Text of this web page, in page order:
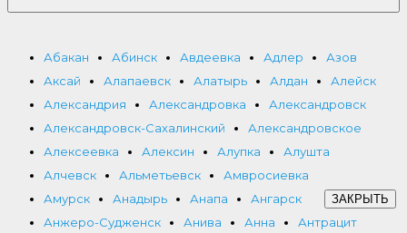
Абакан Абинск Авдеевка Адлер
Азов
Аксай
Алапаевск Алатырь Алдан
Алейск
Александрия
Александровка
Александровск
Александровск-Сахалинский
Александровское
Алексеевка
Алексин Алупка
Алушта
Алчевск
Альметьевск
Амвросиевка
Амурск
Анадырь Анапа
Ангарск
Анжеро-Судженск
Анива Анна
Антрацит
ЗАКРЫТЬ